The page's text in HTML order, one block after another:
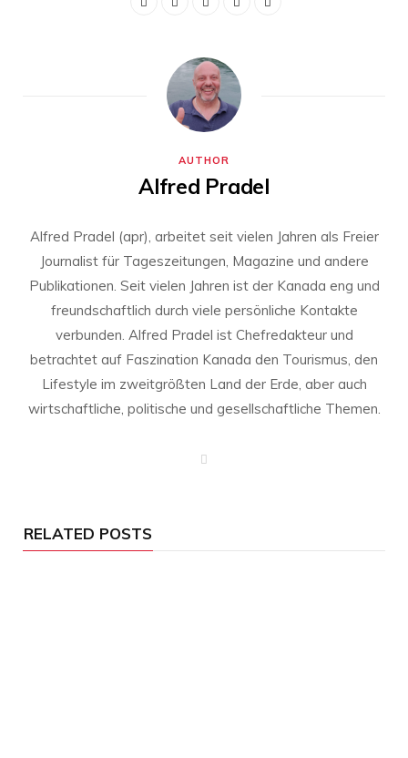
AUTHOR
Alfred Pradel
Alfred Pradel (apr), arbeitet seit vielen Jahren als Freier
Journalist für Tageszeitungen, Magazine und andere
Publikationen. Seit vielen Jahren ist der Kanada eng und
freundschaftlich durch viele persönliche Kontakte
verbunden. Alfred Pradel ist Chefredakteur und
betrachtet auf Faszination Kanada den Tourismus, den
Lifestyle im zweitgrößten Land der Erde, aber auch
wirtschaftliche, politische und gesellschaftliche Themen.
RELATED POSTS